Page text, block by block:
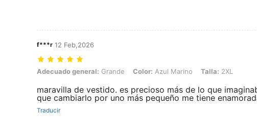
f***r 12 Feb,2026
Adecuado general: Grande, Color: Azul Marino, Talla: 2XL
Adecuado general: Grande Color: Azul Marino Talla: 2XL
maravilla de vestido. es precioso más de lo que
que cambiarlo por uno más pequeño me tiene
Traducir